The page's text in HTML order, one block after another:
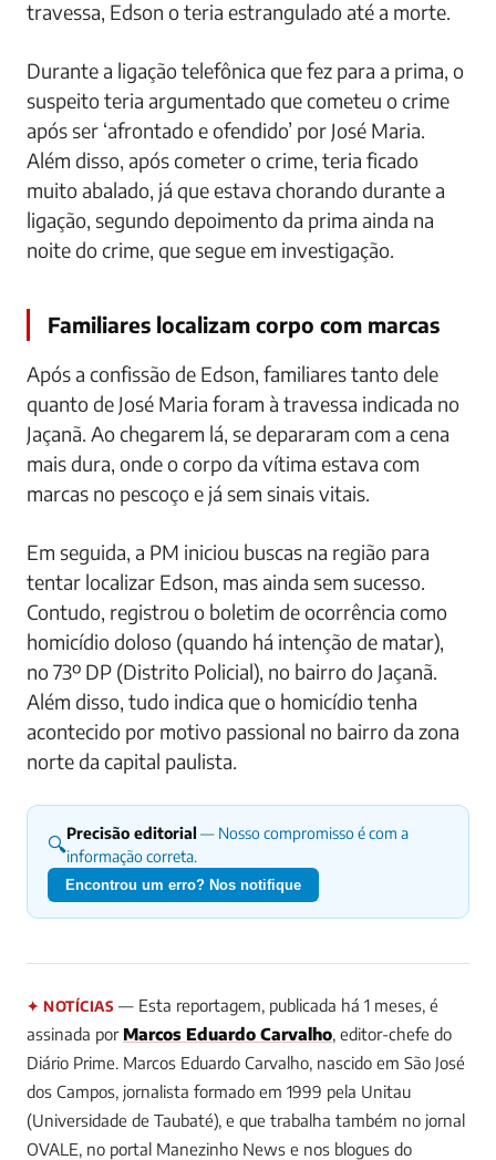
travessa, Edson o teria estrangulado até a morte.
Durante a ligação telefônica que fez para a prima, o
suspeito teria argumentado que cometeu o crime
após ser ‘afrontado e ofendido’ por José Maria.
Além disso, após cometer o crime, teria ficado
muito abalado, já que estava chorando durante a
ligação, segundo depoimento da prima ainda na
noite do crime, que segue em investigação.
Familiares localizam corpo com marcas
Após a confissão de Edson, familiares tanto dele
quanto de José Maria foram à travessa indicada no
Jaçanã. Ao chegarem lá, se depararam com a cena
mais dura, onde o corpo da vítima estava com
marcas no pescoço e já sem sinais vitais.
Em seguida, a PM iniciou buscas na região para
tentar localizar Edson, mas ainda sem sucesso.
Contudo, registrou o boletim de ocorrência como
homicídio doloso (quando há intenção de matar),
no 73º DP (Distrito Policial), no bairro do Jaçanã.
Além disso, tudo indica que o homicídio tenha
acontecido por motivo passional no bairro da zona
norte da capital paulista.
🔍Precisão editorial — Nosso compromisso é com a
informação correta.
Encontrou um erro? Nos notifique
✦ NOTÍCIAS — Esta reportagem, publicada há 1 meses, é
assinada por Marcos Eduardo Carvalho, editor-chefe do
Diário Prime. Marcos Eduardo Carvalho, nascido em São José
dos Campos, jornalista formado em 1999 pela Unitau
(Universidade de Taubaté), e que trabalha também no jornal
OVALE, no portal Manezinho News e nos blogues do